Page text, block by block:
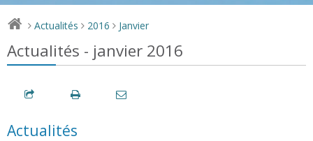
> Actualités > 2016 > Janvier
Actualités - janvier 2016
Actualités